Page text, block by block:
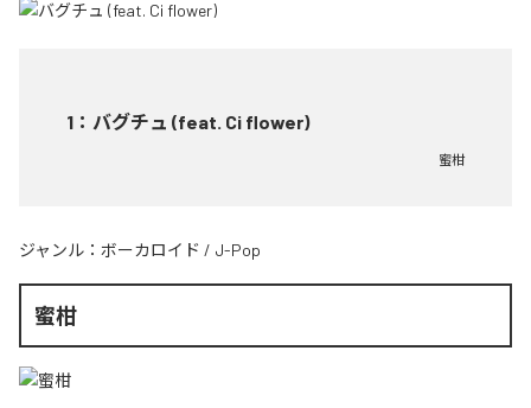
1 ： バグチュ (feat. Ci flower)
蜜柑
ジャンル： ボーカロイド / J-Pop
蜜柑